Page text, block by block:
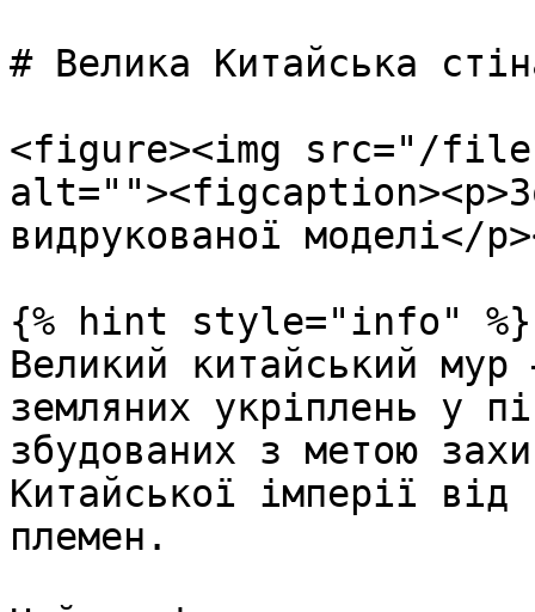
# Велика Китайська
<figure><img src="/files/
видрукованої
{% hint style="info" %}
Великий китайський
земляних укріплень у
збудованих з метою
Китайської імперії від
племен.